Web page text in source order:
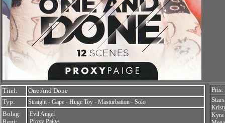
Titel:
One And Done
Typ:
Straight - Gape - Huge Toy - Masturbation - Solo
Bolag:
Evil Angel
Proxy Paige
Kyra